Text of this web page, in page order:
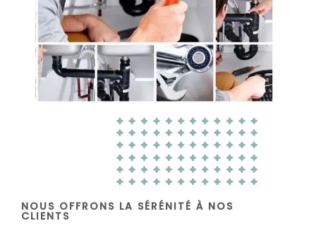
NOUS OFFRONS LA SÉRÉNITÉ À NOS
CLIENTS